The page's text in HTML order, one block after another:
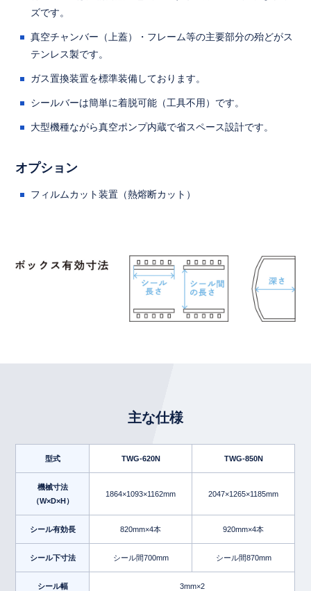
ズです。
真空チャンバー（上蓋）・フレーム等の主要部分の殆どがス
テンレス製です。
ガス置換装置を標準装備しております。
シールバーは簡単に着脱可能（工具不用）です。
大型機種ながら真空ポンプ内蔵で省スペース設計です。
オプション
フィルムカット装置（熱熔断カット）
主な仕様
型式 TWG-620N TWG-850N
機械寸法
（W×D×H）
1864×1093×1162mm 2047×1265×1185mm
シール有効長 820mm×4本 920mm×4本
シール下寸法 シール間700mm シール間870mm
シール幅 3mm×2